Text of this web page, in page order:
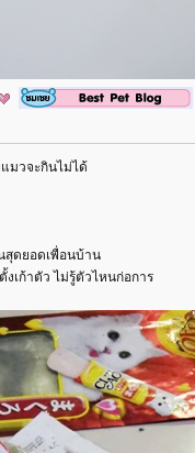
มวจะกินไม่ได้
ดยอดเพื่อนบ้าน
เก้าตัว ไม่รู้ตัวไหนก่อการ